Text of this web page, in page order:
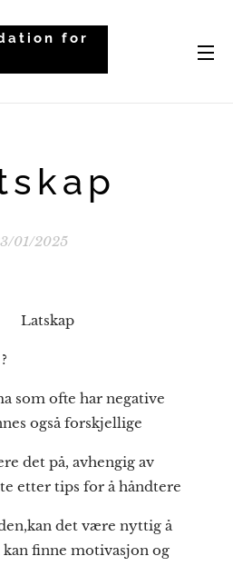
for
01/2025
som ofte har negative
også forskjellige
det på, avhengig av
etter tips for å håndtere
det være nyttig å
finne motivasjon og